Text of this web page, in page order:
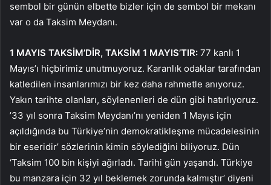
sembol bir günün elbette bizler için de sembol bir mekanı
var o da Taksim Meydanı.
1 MAYIS TAKSİM’DİR, TAKSİM 1 MAYIS’TIR: 77 kanlı 1
Mayıs’ı hiçbirimiz unutmuyoruz. Karanlık odaklar tarafından
katledilen insanlarımızı bir kez daha rahmetle anıyoruz.
Yakın tarihte olanları, söylenenleri de dün gibi hatırlıyoruz.
’33 yıl sonra Taksim Meydanı’nı yeniden 1 Mayıs için
açıldığında bu Türkiye’nin demokratikleşme mücadelesinin
bir eseridir’ sözlerinin kimin söylediğini biliyoruz. Dün
‘Taksim 100 bin kişiyi ağırladı. Tarihi gün yaşandı. Türkiye
bu manzara için 32 yıl beklemek zorunda kalmıştır’ diyeni